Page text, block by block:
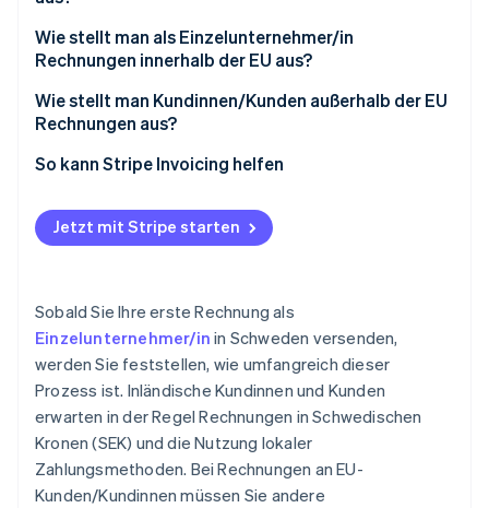
Rechnungsidentifikatoren
Einzelposten
Mehrwertsteuerangaben
Gesamtbetrag
Wie stellt man als Einzelunternehmer/in
Rechnungen innerhalb der EU aus?
B2C
Wie stellt man Kundinnen/Kunden außerhalb der EU
Rechnungen aus?
So kann Stripe Invoicing helfen
Jetzt mit Stripe starten
Sobald Sie Ihre erste Rechnung als
Einzelunternehmer/in in Schweden versenden,
werden Sie feststellen, wie umfangreich dieser
Prozess ist. Inländische Kundinnen und Kunden
erwarten in der Regel Rechnungen in Schwedischen
Kronen (SEK) und die Nutzung lokaler
Zahlungsmethoden. Bei Rechnungen an EU-
Kunden/Kundinnen müssen Sie andere